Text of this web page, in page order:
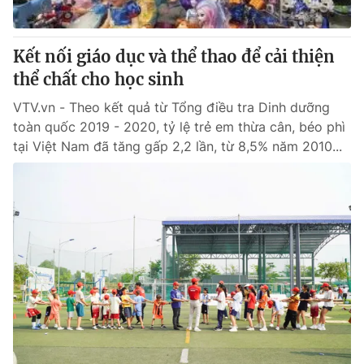
Kết nối giáo dục và thể thao để cải thiện
thể chất cho học sinh
VTV.vn - Theo kết quả từ Tổng điều tra Dinh dưỡng
toàn quốc 2019 - 2020, tỷ lệ trẻ em thừa cân, béo phì
tại Việt Nam đã tăng gấp 2,2 lần, từ 8,5% năm 2010...